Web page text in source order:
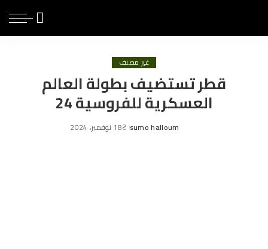
غير مصنف
قطر تستضيف بطولة العالم
العسكرية للفروسية 24
Posted
sumo halloum 18 نوفمبر، 2024